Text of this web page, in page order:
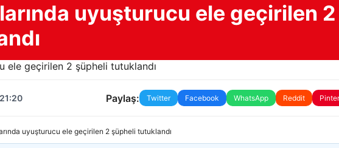
uyuşturucu ele geçirilen 2
Paylaş: Twitter Facebook WhatsApp Reddit
uyuşturucu ele geçirilen 2 şüpheli tutuklandı